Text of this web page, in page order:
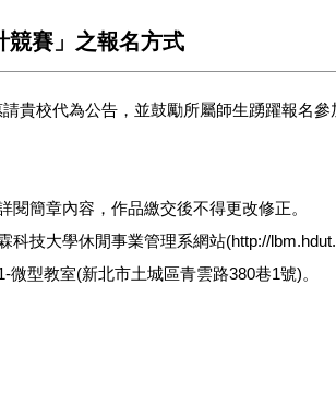
競賽」之報名方式
貴校代為公告，並鼓勵所屬師生踴躍報名參
簡章內容，作品繳交後不得更改修正。
技大學休閒事業管理系網站(http://
型教室(新北市土城區青雲路380巷1號)。